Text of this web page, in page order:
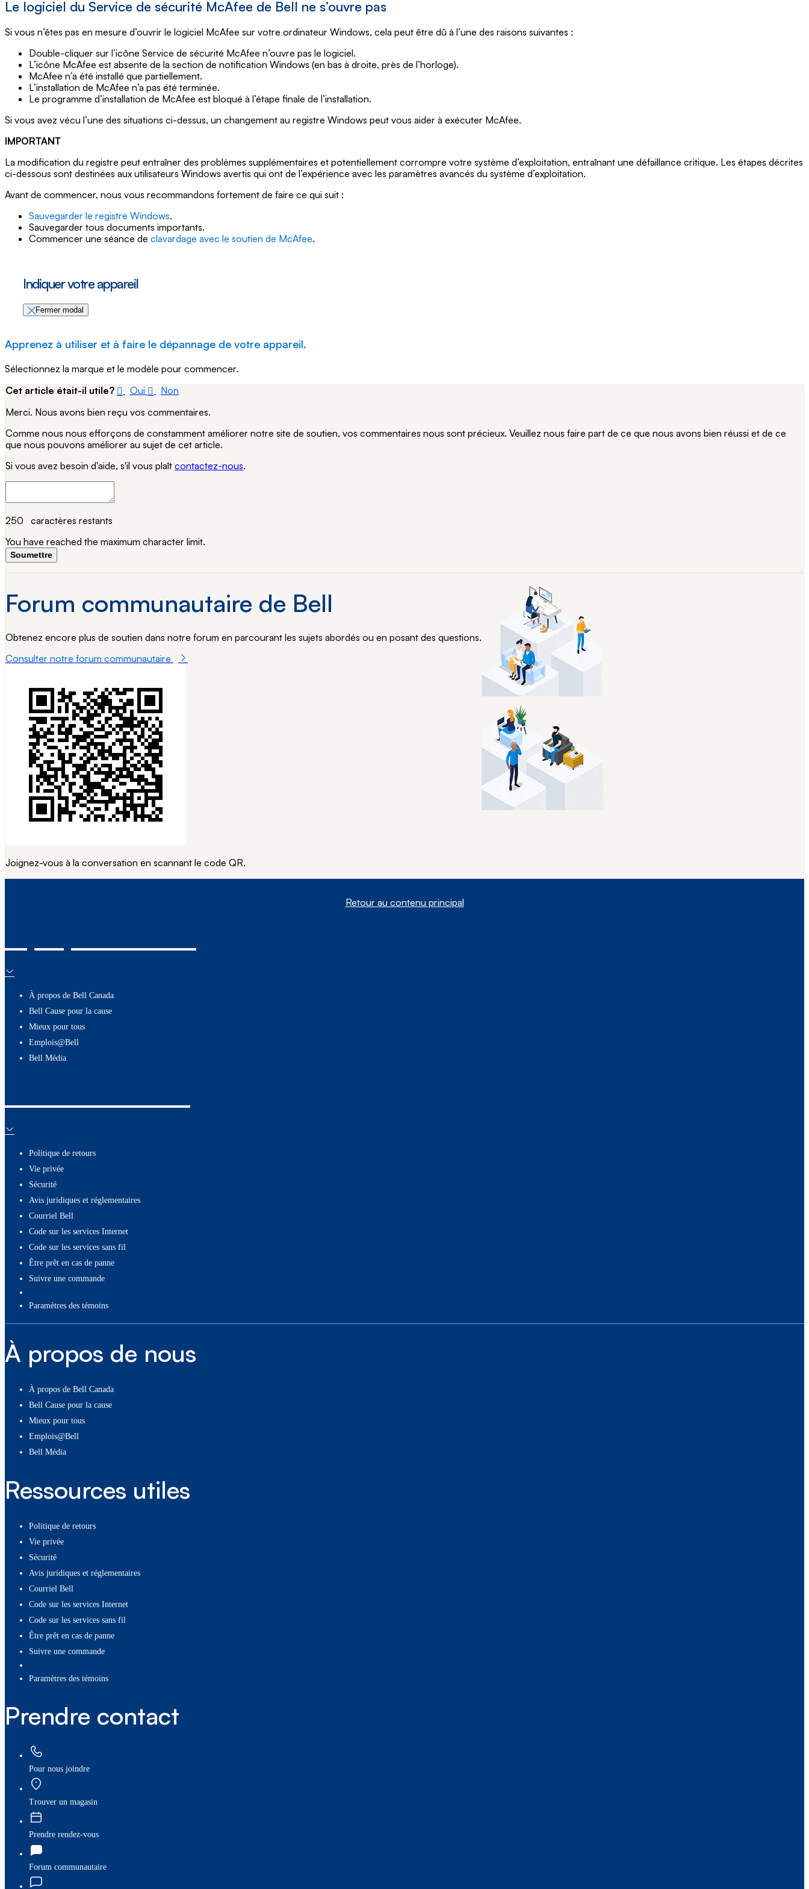
Le logiciel du Service de sécurité McAfee de Bell ne s’ouvre pas
Si vous n’êtes pas en mesure d’ouvrir le logiciel McAfee sur votre ordinateur Windows, cela peut être dû à l’une des raisons suivantes :
Double-cliquer sur l’icône Service de sécurité McAfee n’ouvre pas le logiciel.
L’icône McAfee est absente de la section de notification Windows (en bas à droite, près de l’horloge).
McAfee n’a été installé que partiellement.
L’installation de McAfee n’a pas été terminée.
Le programme d’installation de McAfee est bloqué à l’étape finale de l’installation.
Si vous avez vécu l’une des situations ci-dessus, un changement au registre Windows peut vous aider à exécuter McAfee.
IMPORTANT
La modification du registre peut entraîner des problèmes supplémentaires et potentiellement corrompre votre système d’exploitation, entraînant une défaillance critique. Les étapes décrites
ci-dessous sont destinées aux utilisateurs Windows avertis qui ont de l’expérience avec les paramètres avancés du système d’exploitation.
Avant de commencer, nous vous recommandons fortement de faire ce qui suit :
Sauvegarder le registre Windows.
Sauvegarder tous documents importants.
Commencer une séance de clavardage avec le soutien de McAfee.
Indiquer votre appareil
Fermer modal
Apprenez à utiliser et à faire le dépannage de votre appareil.
Sélectionnez la marque et le modèle pour commencer.
Cet article était-il utile?
Oui
Non
Merci. Nous avons bien reçu vos commentaires.
Comme nous nous efforçons de constamment améliorer notre site de soutien, vos commentaires nous sont précieux. Veuillez nous faire part de ce que nous avons bien réussi et de ce
que nous pouvons améliorer au sujet de cet article.
Si vous avez besoin d'aide, s'il vous plaît contactez-nous.
250 caractères restants
You have reached the maximum character limit.
Soumettre
Forum communautaire de Bell
Obtenez encore plus de soutien dans notre forum en parcourant les sujets abordés ou en posant des questions.
Consulter notre forum communautaire
Joignez-vous à la conversation en scannant le code QR.
Retour au contenu principal
À propos de Bell Canada
Bell Cause pour la cause
Mieux pour tous
Emplois@Bell
Bell Média
Politique de retours
Vie privée
Sécurité
Avis juridiques et réglementaires
Courriel Bell
Code sur les services Internet
Code sur les services sans fil
Être prêt en cas de panne
Suivre une commande
paramètres des témoins
À propos de nous
À propos de Bell Canada
Bell Cause pour la cause
Mieux pour tous
Emplois@Bell
Bell Média
Ressources utiles
Politique de retours
Vie privée
Sécurité
Avis juridiques et réglementaires
Courriel Bell
Code sur les services Internet
Code sur les services sans fil
Être prêt en cas de panne
Suivre une commande
paramètres des témoins
Prendre contact
Pour nous joindre
Trouver un magasin
Prendre rendez-vous
Forum communautaire